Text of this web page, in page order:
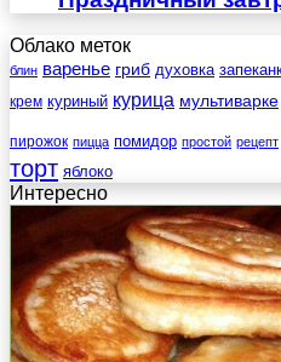
Облако меток
блин варенье гриб духовка
крем куриный курица мультиварке
пирожок пицца помидор простой рецепт
торт яблоко
Интересно